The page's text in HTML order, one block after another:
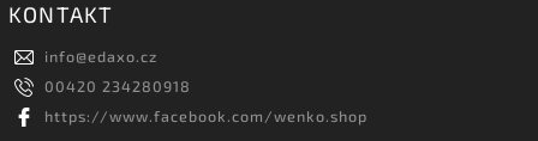
KONTAKT
info@edaxo.cz
00420 234280918
https://www.facebook.com/wenko.shop